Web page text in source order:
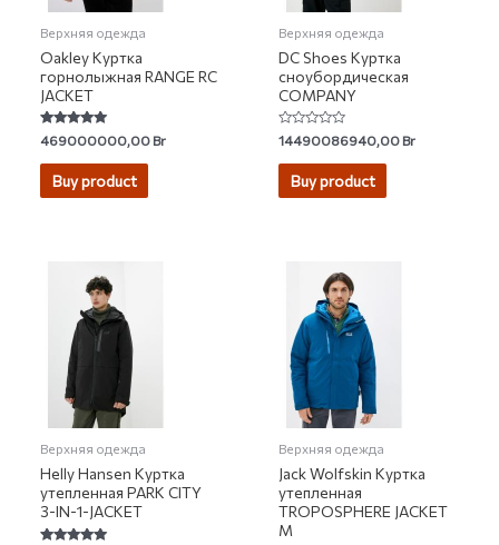
Верхняя одежда
Oakley Куртка
горнолыжная RANGE RC
JACKET
Rated
5.00
out of 5
469000000,00Br
Buy product
Верхняя одежда
DC Shoes Куртка
сноубордическая
COMPANY
Rated
0
out
14490086940,00Br
Buy product
Верхняя одежда
Helly Hansen Куртка
утепленная PARK CITY
3-IN-1-JACKET
Верхняя одежда
Jack Wolfskin Куртка
утепленная
TROPOSPHERE JACKET
M